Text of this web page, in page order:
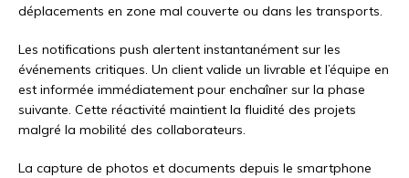
déplacements en zone mal couverte ou dans les transports.
Les notifications push alertent instantanément sur les
événements critiques. Un client valide un livrable et l’équipe en
est informée immédiatement pour enchaîner sur la phase
suivante. Cette réactivité maintient la fluidité des projets
malgré la mobilité des collaborateurs.
La capture de photos et documents depuis le smartphone